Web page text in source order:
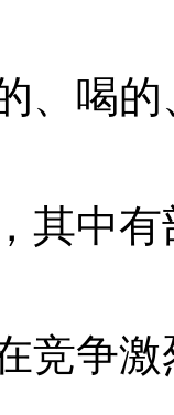
、喝
其中
竞争